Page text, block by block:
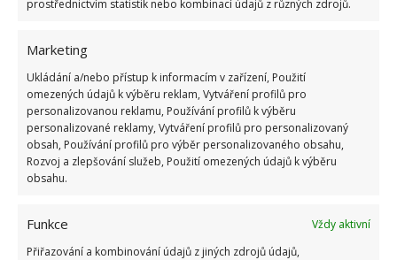
prostřednictvím statistik nebo kombinací údajů z různých zdrojů.
Marketing
Ukládání a/nebo přístup k informacím v zařízení, Použití
omezených údajů k výběru reklam, Vytváření profilů pro
personalizovanou reklamu, Používání profilů k výběru
personalizované reklamy, Vytváření profilů pro personalizovaný
obsah, Používání profilů pro výběr personalizovaného obsahu,
Rozvoj a zlepšování služeb, Použití omezených údajů k výběru
obsahu.
Funkce
Vždy aktivní
Přiřazování a kombinování údajů z jiných zdrojů údajů,
na nahrazení ztracený ch věcí. Je však důležit
v pojištění automaticky zahrnuty. Při sjednávání
pojistnésmlouvy je třeba si zvolit konkr
pohromy. V každém případě je pojištění nemovitosti
dobrým krokem k ochraně vašeho majetku a k
finančnístabilitě v případě přírodní katastrofy.